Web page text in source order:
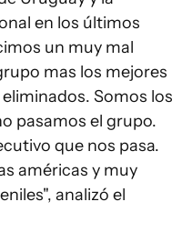
en los últimos
un muy mal
mas los mejores
Somos los
pasamos el grupo.
que nos pasa.
américas y muy
analizó el